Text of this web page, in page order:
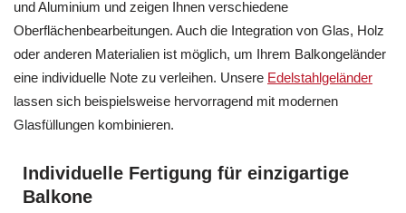
und Aluminium und zeigen Ihnen verschiedene
Oberflächenbearbeitungen. Auch die Integration von Glas, Holz
oder anderen Materialien ist möglich, um Ihrem Balkongeländer
eine individuelle Note zu verleihen. Unsere Edelstahlgeländer
lassen sich beispielsweise hervorragend mit modernen
Glasfüllungen kombinieren.
Individuelle Fertigung für einzigartige
Balkone